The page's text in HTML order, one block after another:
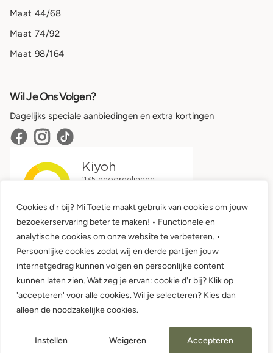
Cookies d'r bij? Mi Toetie maakt gebruik van cookies om jouw
bezoekerservaring beter te maken! • Functionele en
analytische cookies om onze website te verbeteren. •
Persoonlijke cookies zodat wij en derde partijen jouw
internetgedrag kunnen volgen en persoonlijke content
kunnen laten zien. Wat zeg je ervan: cookie d'r bij? Klik op
'accepteren' voor alle cookies. Wil je selecteren? Kies dan
alleen de noodzakelijke cookies.
Instellen Weigeren Accepteren
Maat 44/68
Maat 74/92
Maat 98/164
Wil Je Ons Volgen?
Dagelijks speciale aanbiedingen en extra kortingen
Algemene voorwaarden •
© 2026 Mi Toetie Babykleding en Kinderkleding